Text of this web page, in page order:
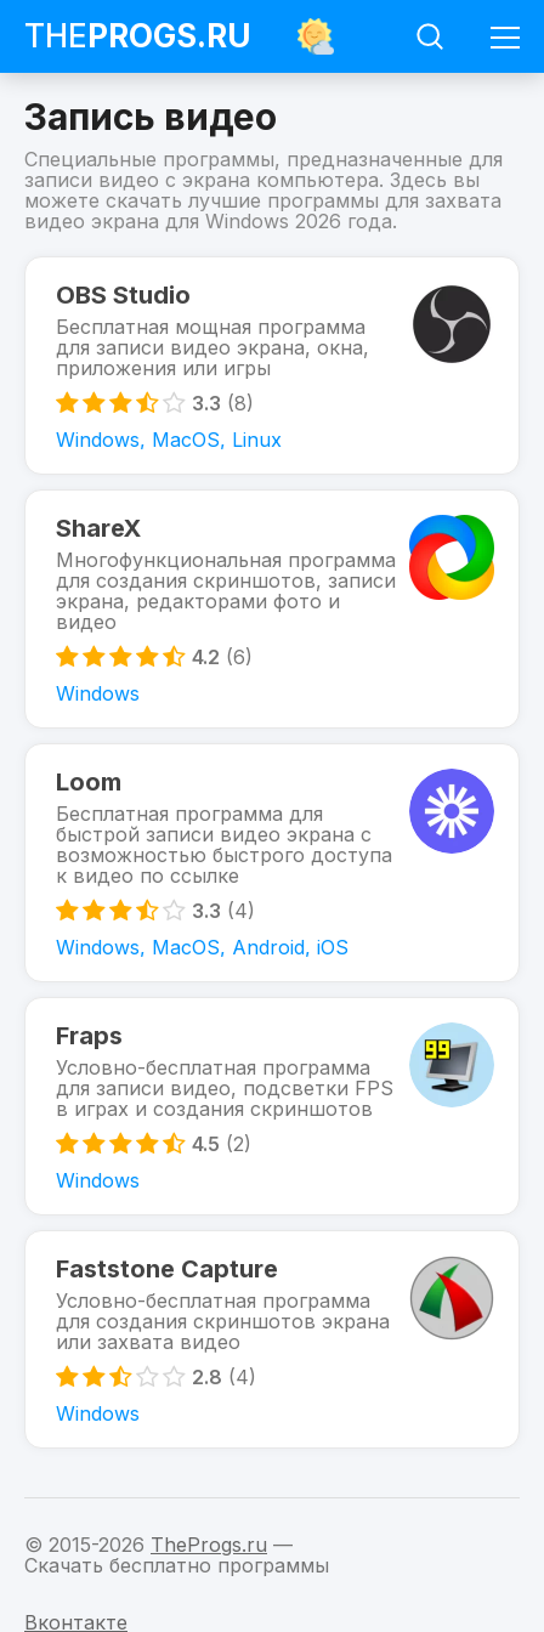
THEPROGS.RU
Запись видео
Специальные программы, предназначенные для
записи видео с экрана компьютера. Здесь вы
можете скачать лучшие программы для захвата
видео экрана для Windows 2026 года.
Запись
видео
OBS Studio
Бесплатная мощная программа
для записи видео экрана, окна,
приложения или игры
3.3 (8)
Windows, MacOS, Linux
ShareX
Многофункциональная программа
для создания скриншотов, записи
экрана, редакторами фото и
видео
4.2 (6)
Windows
Loom
Бесплатная программа для
быстрой записи видео экрана с
возможностью быстрого доступа
к видео по ссылке
3.3 (4)
Windows, MacOS, Android, iOS
Fraps
Условно-бесплатная программа
для записи видео, подсветки FPS
в играх и создания скриншотов
4.5 (2)
Windows
Faststone Capture
Условно-бесплатная программа
для создания скриншотов экрана
или захвата видео
2.8 (4)
Windows
© 2015-2026 TheProgs.ru —
Скачать бесплатно программы
Вконтакте